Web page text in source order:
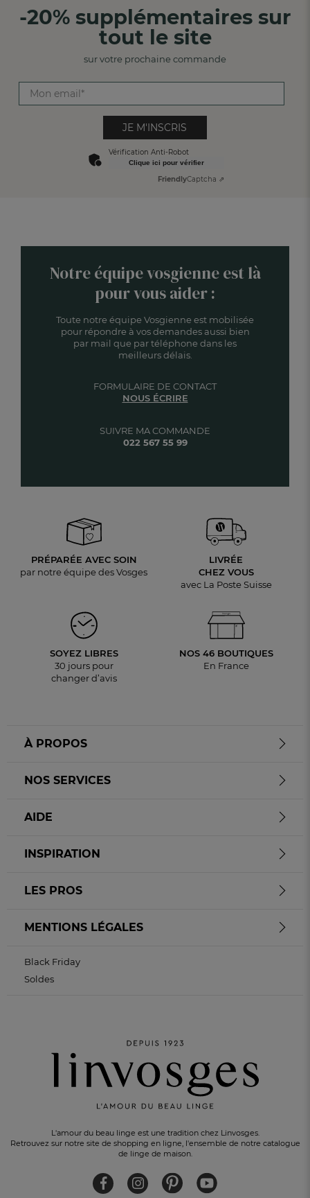
-20% supplémentaires sur
tout le site
sur votre prochaine commande
JE M'INSCRIS
Vérification Anti-Robot
Clique ici pour vérifier
FriendlyCaptcha ⇗
Notre équipe vosgienne est là
pour vous aider :
Toute notre équipe Vosgienne est mobilisée
pour répondre à vos demandes aussi bien
par mail que par téléphone dans les
meilleurs délais.
SUIVRE MA COMMANDE
022 567 55 99
FORMULAIRE DE CONTACT
NOUS ÉCRIRE
PRÉPARÉE AVEC SOIN
par notre équipe des Vosges
LIVRÉE
CHEZ VOUS
avec La Poste Suisse
SOYEZ LIBRES
30 jours pour
changer d’avis
NOS 46 BOUTIQUES
En France
L'amour du beau linge est une tradition chez Linvosges.
Retrouvez sur notre site de shopping en ligne, l'ensemble de notre catalogue
de linge de maison.
À PROPOS
NOS SERVICES
AIDE
INSPIRATION
LES PROS
MENTIONS LÉGALES
Black Friday
Soldes